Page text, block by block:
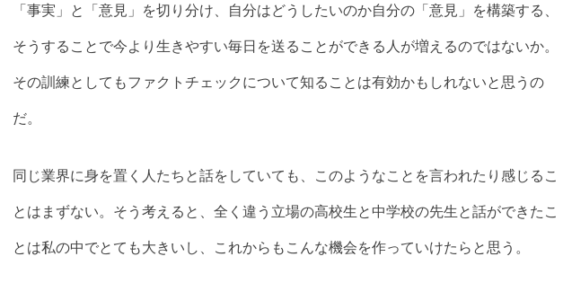
「事実」と「意見」を切り分け、自分はどうしたいのか自分の「意見」を構築する、
そうすることで今より生きやすい毎日を送ることができる人が増えるのではないか。
その訓練としてもファクトチェックについて知ることは有効かもしれないと思うの
だ。
同じ業界に身を置く人たちと話をしていても、このようなことを言われたり感じるこ
とはまずない。そう考えると、全く違う立場の高校生と中学校の先生と話ができたこ
とは私の中でとても大きいし、これからもこんな機会を作っていけたらと思う。